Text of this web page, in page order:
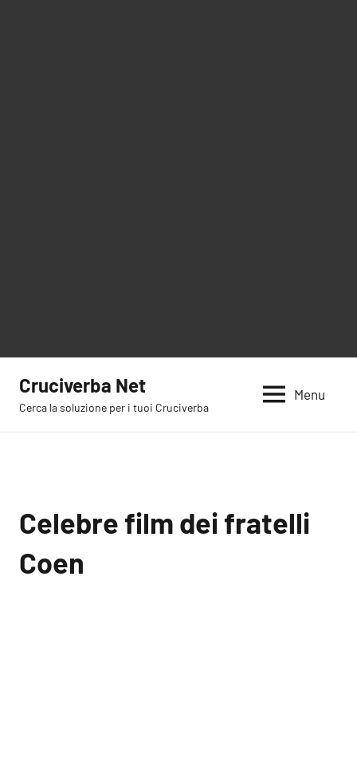
contenuto
Cruciverba Net
Cerca la soluzione per i tuoi Cruciverba
Menu
Celebre film dei fratelli
Coen